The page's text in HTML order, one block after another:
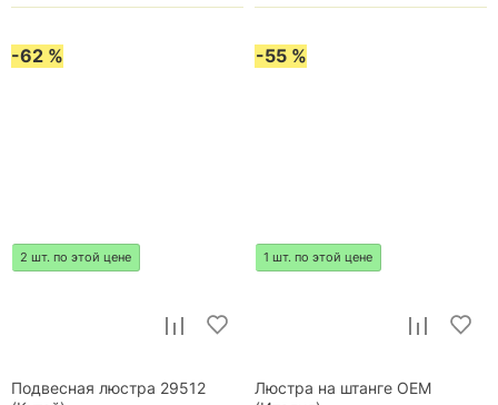
-62 %
2 шт. по этой цене
Подвесная люстра 29512
-55 %
1 шт. по этой цене
Люстра на штанге OEM